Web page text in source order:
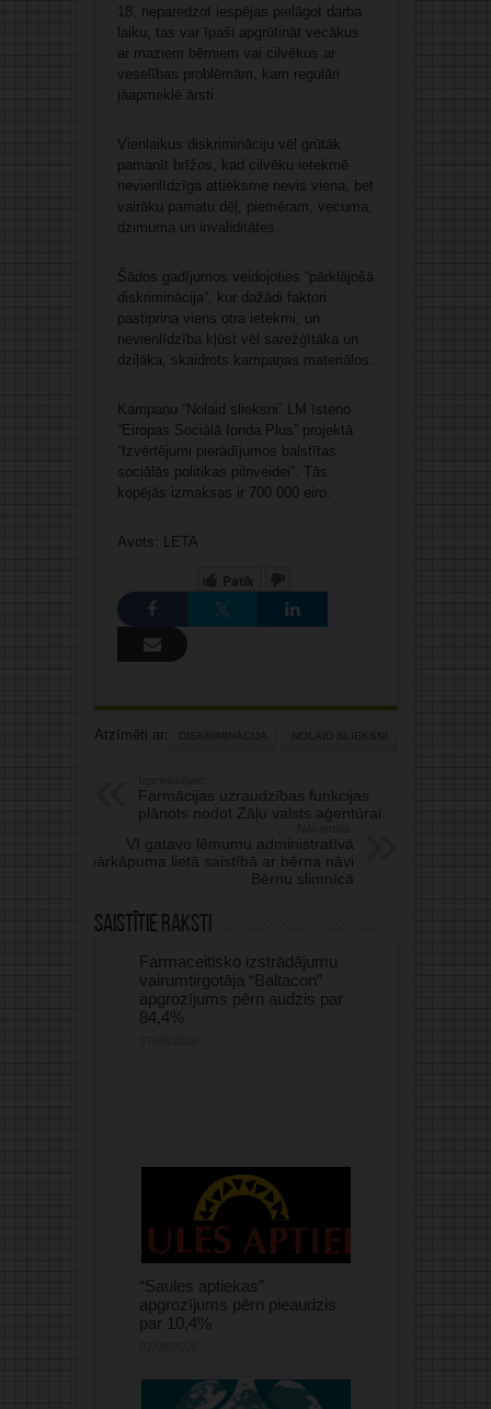
18, neparedzot iespējas pielāgot darba
laiku, tas var īpaši apgrūtināt vecākus
ar maziem bērniem vai cilvēkus ar
veselības problēmām, kam regulāri
jāapmeklē ārsti.
Vienlaikus diskrimināciju vēl grūtāk
pamanīt brīžos, kad cilvēku ietekmē
nevienlīdzīga attieksme nevis viena, bet
vairāku pamatu dēļ, piemēram, vecuma,
dzimuma un invaliditātes.
Šādos gadījumos veidojoties “pārklājošā
diskriminācija”, kur dažādi faktori
pastiprina viens otra ietekmi, un
nevienlīdzība kļūst vēl sarežģītāka un
dziļāka, skaidrots kampaņas materiālos.
Kampaņu “Nolaid slieksni” LM īsteno
“Eiropas Sociālā fonda Plus” projektā
“Izvērtējumi pierādījumos balstītas
sociālās politikas pilnveidei”. Tās
kopējās izmaksas ir 700 000 eiro.
Avots: LETA
Patīk
Atzīmēti ar: DISKRIMINĀCIJA NOLAID SLIEKSNI
Farmācijas uzraudzības funkcijas
plānots nodot Zāļu valsts aģentūrai
VI gatavo lēmumu administratīvā
pārkāpuma lietā saistībā ar bērna nāvi
Bērnu slimnīcā
Saistītie raksti
Farmaceitisko izstrādājumu
vairumtirgotāja “Baltacon”
apgrozījums pērn audzis par
84,4%
“Saules aptiekas”
apgrozījums pērn pieaudzis
par 10,4%